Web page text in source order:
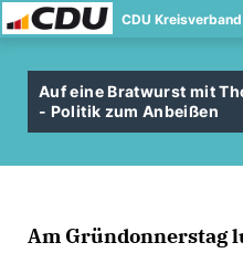
CDU
Auf eine Bratwurst mit
- Politik zum Anbeißen
Am Gründonnerstag